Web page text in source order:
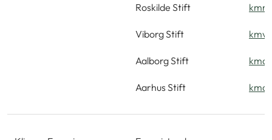
Roskilde Stift
Viborg Stift
Aalborg Stift
Aarhus Stift